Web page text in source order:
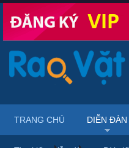
TRANG CHỦ DIỄN ĐÀN